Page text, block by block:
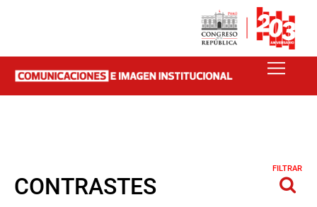
CONTRASTES
FILTRAR